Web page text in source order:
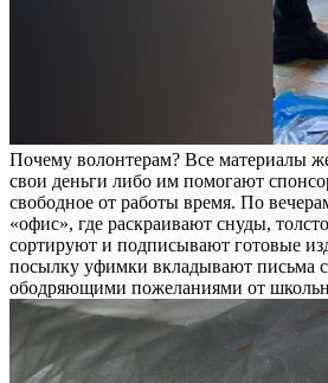
Почему волонтерам? Все материалы
свои деньги либо им помогают
свободное от работы время. По
«офис», где раскраивают снуды,
сортируют и подписывают готовые
посылку уфимки вкладывают письма
ободряющими пожеланиями от